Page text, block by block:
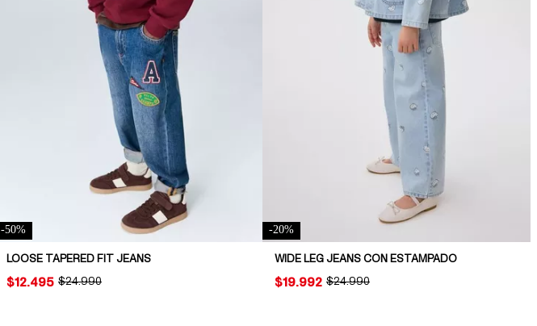
-50%
LOOSE TAPERED FIT JEANS
ORIGINAL PRICE:
$24.990
PRICE:
$12.495
-20%
WIDE LEG JEANS CON ESTAMPADO
ORIGINAL PRICE:
$24.990
PRICE:
$19.992